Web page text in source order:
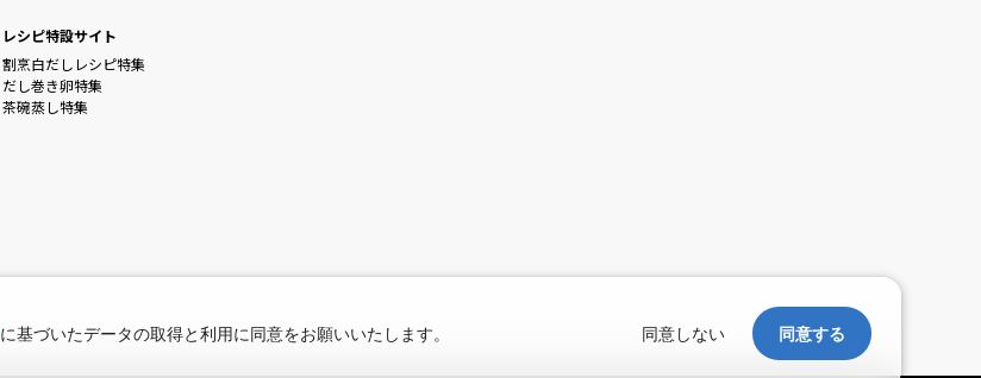
レシピ特設サイト
割烹白だしレシピ特集
だし巻き卵特集
茶碗蒸し特集
に基づいたデータの取得と利用に同意をお願いいたします。 同意しない 同意する